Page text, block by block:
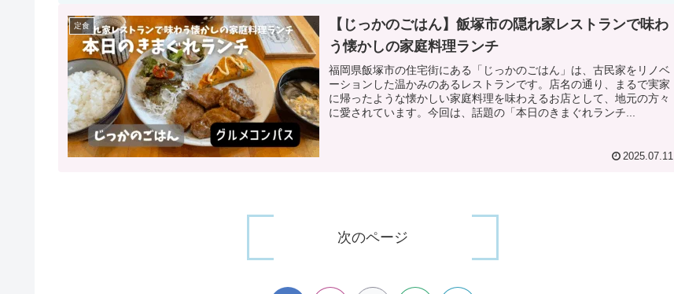
定食
【じっかのごはん】飯塚市の隠れ家レストランで味わ
う懐かしの家庭料理ランチ
福岡県飯塚市の住宅街にある「じっかのごはん」は、古民家をリノベ
ーションした温かみのあるレストランです。店名の通り、まるで実家
に帰ったような懐かしい家庭料理を味わえるお店として、地元の方々
に愛されています。今回は、話題の「本日のきまぐれランチ...
2025.07.11
次のページ